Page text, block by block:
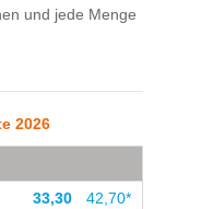
und jede Menge
2026
33,30
42,70*